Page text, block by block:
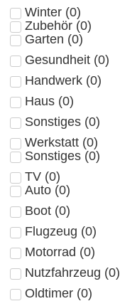
Winter (0)
Zubehör (0)
Garten (0)
Gesundheit (0)
Handwerk (0)
Haus (0)
Sonstiges (0)
Werkstatt (0)
Sonstiges (0)
TV (0)
Auto (0)
Boot (0)
Flugzeug (0)
Motorrad (0)
Nutzfahrzeug (0)
Oldtimer (0)